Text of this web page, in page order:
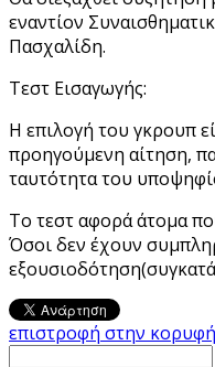
εναντίον
Πασχαλίδη.
Τεστ Εισαγωγής:
Η επιλογή του γκρουπ
προηγούμενη αίτηση,
ταυτότητα του
Το τεστ αφορά άτομα
Όσοι δεν έχουν
επιστροφή στην κορυφή